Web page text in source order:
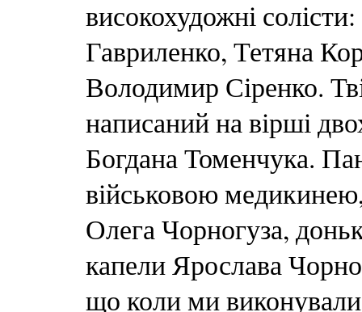
високохудожні
Гавриленко, Тетяна
Володимир Сіренко.
написаний на вірші
Богдана Томенчука.
військовою
Олега Чорногуза,
капели Ярослава
що коли ми виконували